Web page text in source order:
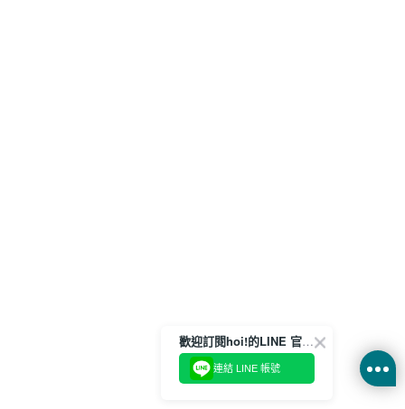
歡迎訂閱hoi!的LINE 官方帳號
連結 LINE 帳號